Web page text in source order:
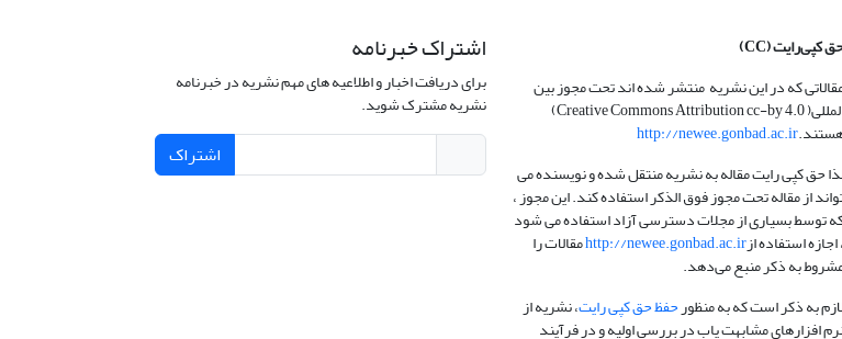
کپی‌رایت(CC)
که در این نشریه منتشر شده اند تحت مجوز بین
المللی( Creative Commons Attribution cc-by 4.0)
http://newee.gonbad.ac.ir
حق کپی رایت مقاله به نشریه منتقل شده و نویسنده می
از مقاله تحت مجوز فوق الذکر استفاده کند. این مجوز ،
توسط بسیاری از مجلات دسترسی آزاد استفاده می شود
، اجازه استفاده ازhttp://newee.gonbad.ac.irمقالات را
به ذکر منبع می‌دهد.
به ذکر است که به منظورحفظ حق کپی رایت، نشریه از
افزارهای مشابهت یاب در بررسی اولیه و در فرآیند
اشتراک خبرنامه
برای دریافت اخبار و اطلاعیه های مهم نشریه در خبرنامه
نشریه مشترک شوید.
اشتراک